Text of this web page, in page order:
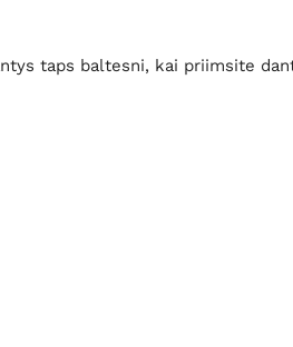
taps baltesni, kai priimsite